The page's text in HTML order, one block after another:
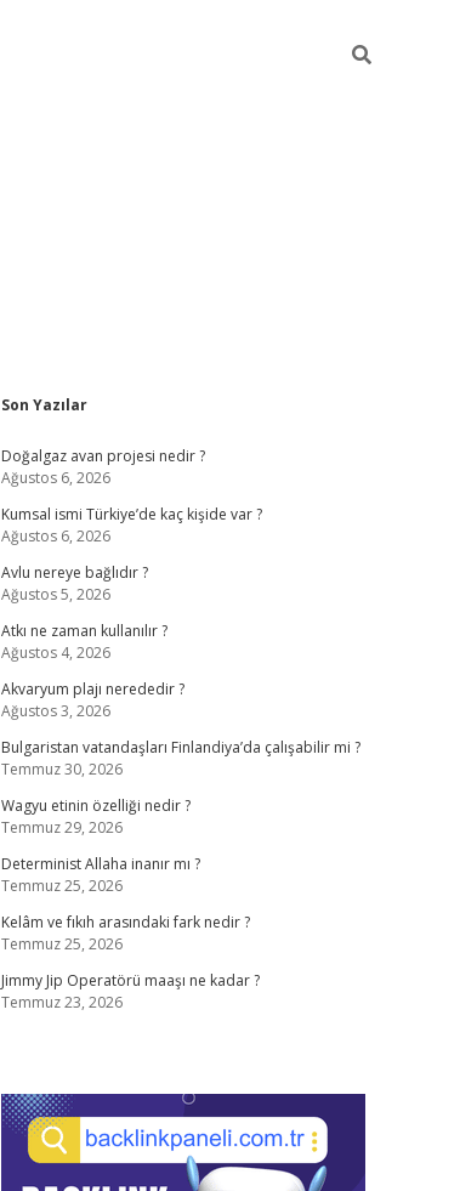
Sidebar
Son Yazılar
Doğalgaz avan projesi nedir ?
Ağustos 6, 2026
Kumsal ismi Türkiye’de kaç kişide var ?
Ağustos 6, 2026
Avlu nereye bağlıdır ?
Ağustos 5, 2026
Atkı ne zaman kullanılır ?
Ağustos 4, 2026
Akvaryum plajı nerededir ?
Ağustos 3, 2026
Bulgaristan vatandaşları Finlandiya’da çalışabilir mi ?
Temmuz 30, 2026
Wagyu etinin özelliği nedir ?
Temmuz 29, 2026
Determinist Allaha inanır mı ?
Temmuz 25, 2026
Kelâm ve fıkıh arasındaki fark nedir ?
Temmuz 25, 2026
Jimmy Jip Operatörü maaşı ne kadar ?
Temmuz 23, 2026